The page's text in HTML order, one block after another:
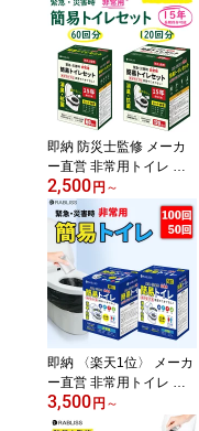
扇風機 大型クリップ 100
段風量調整可 着脱式 首
掛け 卓上 手持ち バッグ
肩ベルト対応 USB Type-
C充電 軽量 白色 小林薬
品 KO436
即納 防災士監修 メーカ
ー直営 非常用トイレ 簡
易トイレ120回 簡易トイ
レ60回 便座カバー付き
防災トイレ 防災グッズ
簡易トイレ 凝固剤 災害
用 介護 携帯トイレ 消臭
抗菌 長期保存 半永久 15
年保存 大便対応 災害用
トイレ 防災用トイレ
2,500円 ～
即納 〈楽天1位〉 メーカ
ー直営 非常用トイレ 簡
易トイレ100回 簡易トイ
レ50回 便座カバー付き
3,500円 ～